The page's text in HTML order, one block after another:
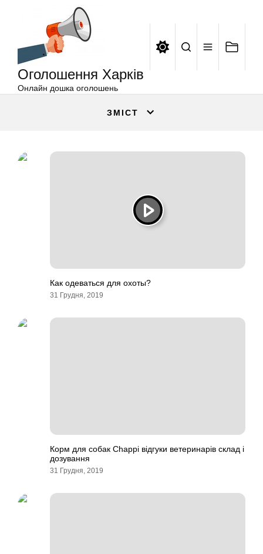
Оголошення Харків
Онлайн дошка оголошень
ЗМІСТ
Как одеваться для охоты?
31 Грудня, 2019
Корм для собак Chappi відгуки ветеринарів склад і
дозування
31 Грудня, 2019